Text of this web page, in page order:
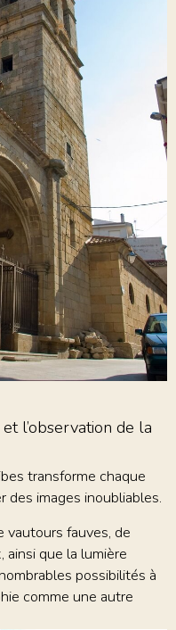
l’observation de la
transforme chaque
des images inoubliables.
vautours fauves, de
ainsi que la lumière
possibilités à
comme une autre